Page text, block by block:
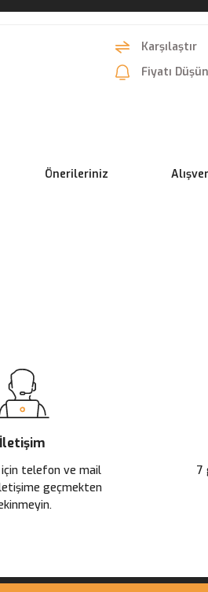
Karşılaştır
Fiyatı
Önerileriniz
İletişim
için telefon ve mail
geçmekten
7